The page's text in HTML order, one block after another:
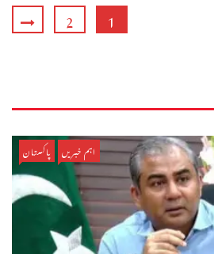
1
2
اہم خبریں پاکستان